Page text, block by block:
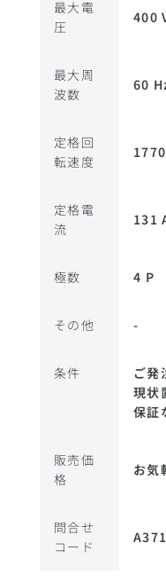
最大電
圧
400
最大周
波数
60
定格回
転速度
定格電
流
131
極数 4 P
その他 -
条件
ご発
現状
保証
販売価
格
お気
問合せ
コード